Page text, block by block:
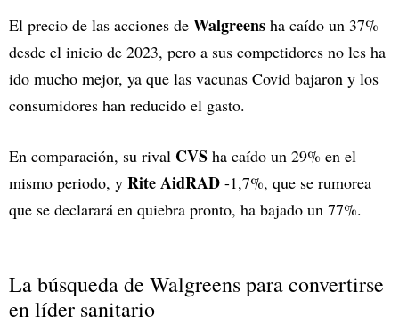
El precio de las acciones de Walgreens ha caído un 37%
desde el inicio de 2023, pero a sus competidores no les ha
ido mucho mejor, ya que las vacunas Covid bajaron y los
consumidores han reducido el gasto.
En comparación, su rival CVS ha caído un 29% en el
mismo periodo, y Rite AidRAD -1,7%, que se rumorea
que se declarará en quiebra pronto, ha bajado un 77%.
La búsqueda de Walgreens para convertirse
en líder sanitario